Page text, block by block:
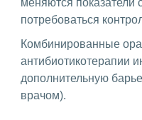
меняются
потребоваться
Комбинированные
антибиотикотерапии
дополнительную
врачом).